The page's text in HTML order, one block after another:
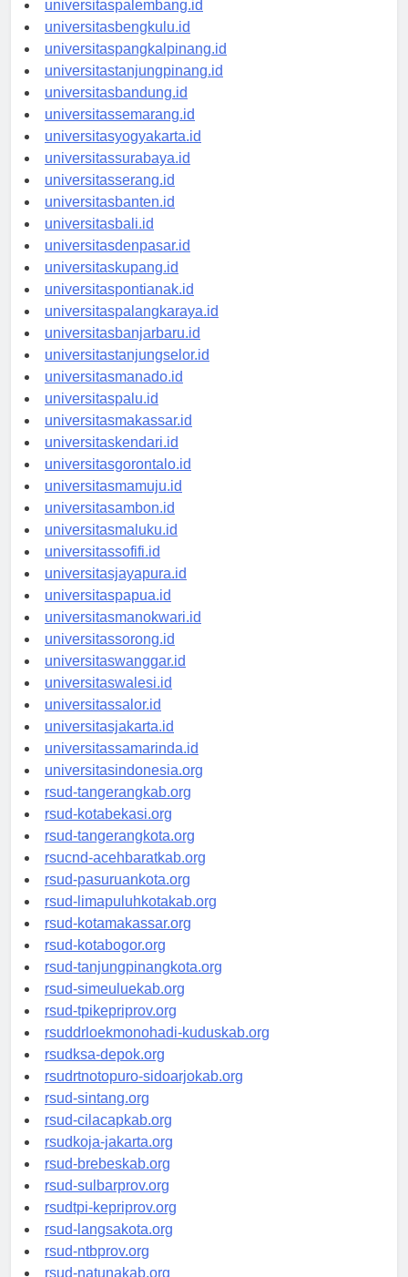
universitaspalembang.id
universitasbengkulu.id
universitaspangkalpinang.id
universitastanjungpinang.id
universitasbandung.id
universitassemarang.id
universitasyogyakarta.id
universitassurabaya.id
universitasserang.id
universitasbanten.id
universitasbali.id
universitasdenpasar.id
universitaskupang.id
universitaspontianak.id
universitaspalangkaraya.id
universitasbanjarbaru.id
universitastanjungselor.id
universitasmanado.id
universitaspalu.id
universitasmakassar.id
universitaskendari.id
universitasgorontalo.id
universitasmamuju.id
universitasambon.id
universitasmaluku.id
universitassofifi.id
universitasjayapura.id
universitaspapua.id
universitasmanokwari.id
universitassorong.id
universitaswanggar.id
universitaswalesi.id
universitassalor.id
universitasjakarta.id
universitassamarinda.id
universitasindonesia.org
rsud-tangerangkab.org
rsud-kotabekasi.org
rsud-tangerangkota.org
rsucnd-acehbaratkab.org
rsud-pasuruankota.org
rsud-limapuluhkotakab.org
rsud-kotamakassar.org
rsud-kotabogor.org
rsud-tanjungpinangkota.org
rsud-simeuluekab.org
rsud-tpikepriprov.org
rsuddrloekmonohadi-kuduskab.org
rsudksa-depok.org
rsudrtnotopuro-sidoarjokab.org
rsud-sintang.org
rsud-cilacapkab.org
rsudkoja-jakarta.org
rsud-brebeskab.org
rsud-sulbarprov.org
rsudtpi-kepriprov.org
rsud-langsakota.org
rsud-ntbprov.org